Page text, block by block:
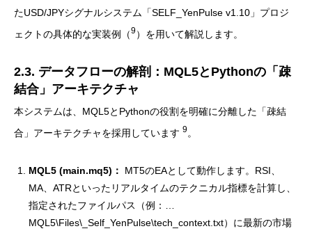
たUSD/JPYシグナルシステム「SELF_YenPulse v1.10」プロジ
ェクトの具体的な実装例（9）を用いて解説します。
2.3. データフローの解剖：MQL5とPythonの「疎
結合」アーキテクチャ
本システムは、MQL5とPythonの役割を明確に分離した「疎結
合」アーキテクチャを採用しています 9。
MQL5 (main.mq5)：
MT5のEAとして動作します。RSI、
MA、ATRといったリアルタイムのテクニカル指標を計算し、
指定されたファイルパス（例：…
MQL5\Files\_Self_YenPulse\tech_context.txt）に最新の市場